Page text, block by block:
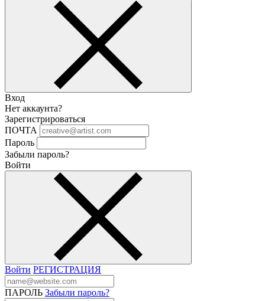
Вход
Нет аккаунта?
Зарегистрироваться
ПОЧТА
Пароль
Забыли пароль?
Войти
Войти РЕГИСТРАЦИЯ
ПАРОЛЬ Забыли пароль?